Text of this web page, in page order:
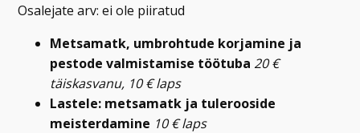
Osalejate arv: ei ole piiratud
Metsamatk, umbrohtude korjamine ja
pestode valmistamise töötuba 20 €
täiskasvanu, 10 € laps
Lastele: metsamatk ja tulerooside
meisterdamine 10 € laps